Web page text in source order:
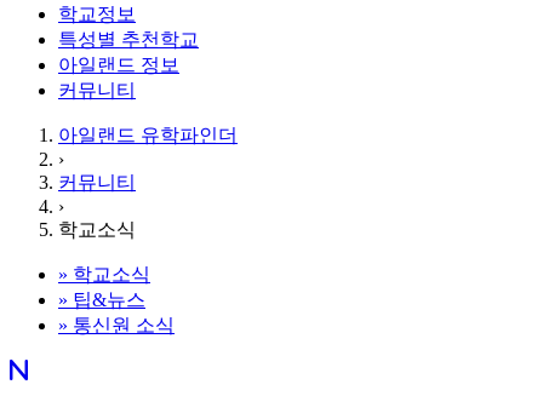
학교정보
특성별 추천학교
아일랜드 정보
커뮤니티
아일랜드 유학파인더
›
커뮤니티
›
학교소식
» 학교소식
» 팁&뉴스
» 통신원 소식